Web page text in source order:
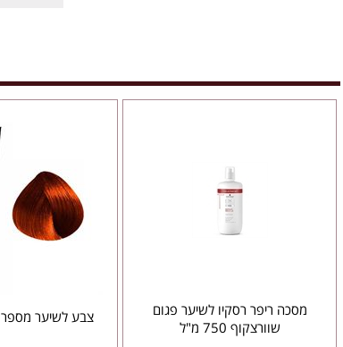
מסכה ריפר רסקיו לשיער פגום
שוורצקוף 750 מ"ל
צבע לשיער מספר 7.44- אינואה